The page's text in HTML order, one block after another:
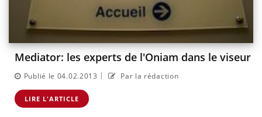
Mediator: les experts de l'Oniam dans le viseur
Publié le 04.02.2013 | Par la rédaction
LIRE L'ARTICLE